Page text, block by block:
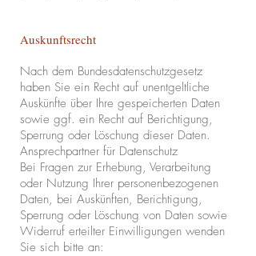
Auskunftsrecht
Nach dem Bundesdatenschutzgesetz
haben Sie ein Recht auf unentgeltliche
Auskünfte über Ihre gespeicherten Daten
sowie ggf. ein Recht auf Berichtigung,
Sperrung oder Löschung dieser Daten.
Ansprechpartner für Datenschutz
Bei Fragen zur Erhebung, Verarbeitung
oder Nutzung Ihrer personenbezogenen
Daten, bei Auskünften, Berichtigung,
Sperrung oder Löschung von Daten sowie
Widerruf erteilter Einwilligungen wenden
Sie sich bitte an: